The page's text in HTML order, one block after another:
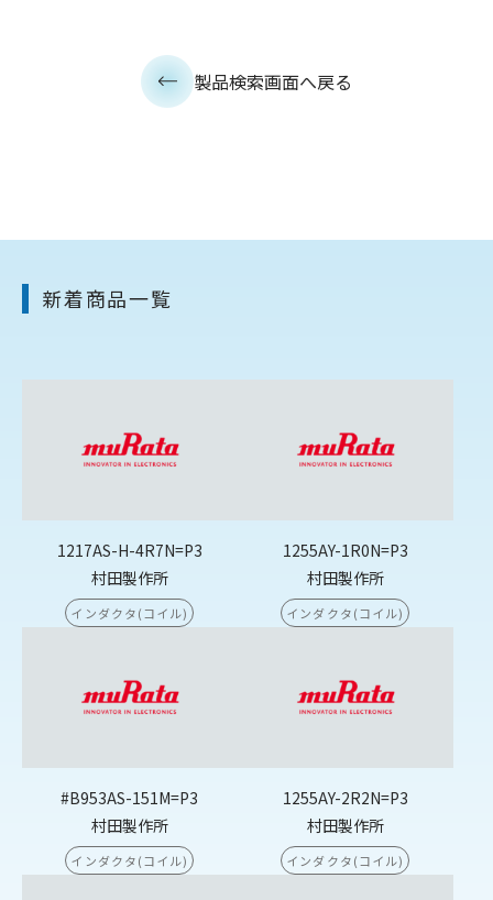
製品検索画面へ戻る
新着商品一覧
1217AS-H-4R7N=P3
村田製作所
インダクタ(コイル)
1255AY-1R0N=P3
村田製作所
インダクタ(コイル)
#B953AS-151M=P3
村田製作所
インダクタ(コイル)
1255AY-2R2N=P3
村田製作所
インダクタ(コイル)